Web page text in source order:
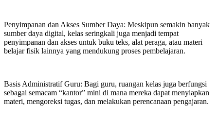
Penyimpanan dan Akses Sumber Daya: Meskipun semakin banyak
sumber daya digital, kelas seringkali juga menjadi tempat
penyimpanan dan akses untuk buku teks, alat peraga, atau materi
belajar fisik lainnya yang mendukung proses pembelajaran.
Basis Administratif Guru: Bagi guru, ruangan kelas juga berfungsi
sebagai semacam “kantor” mini di mana mereka dapat menyiapkan
materi, mengoreksi tugas, dan melakukan perencanaan pengajaran.